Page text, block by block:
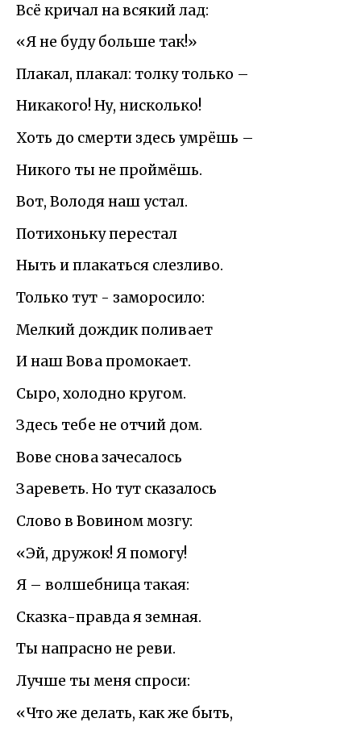
Всё кричал на всякий лад:
«Я не буду больше так!»
Плакал, плакал: толку только –
Никакого! Ну, нисколько!
Хоть до смерти здесь умрёшь –
Никого ты не проймёшь.
Вот, Володя наш устал.
Потихоньку перестал
Ныть и плакаться слезливо.
Только тут - заморосило:
Мелкий дождик поливает
И наш Вова промокает.
Сыро, холодно кругом.
Здесь тебе не отчий дом.
Вове снова зачесалось
Зареветь. Но тут сказалось
Слово в Вовином мозгу:
«Эй, дружок! Я помогу!
Я – волшебница такая:
Сказка-правда я земная.
Ты напрасно не реви.
Лучше ты меня спроси:
«Что же делать, как же быть,